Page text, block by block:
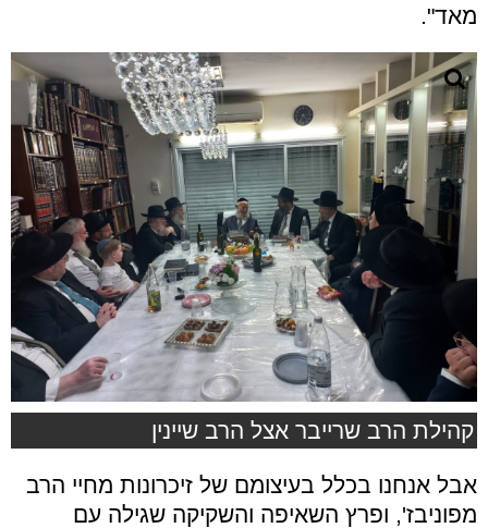
מאד".
קהילת הרב שרייבר אצל הרב שיינין
אבל אנחנו בכלל בעיצומם של זיכרונות מחיי הרב
מפוניבז', ופרץ השאיפה והשקיקה שגילה עם